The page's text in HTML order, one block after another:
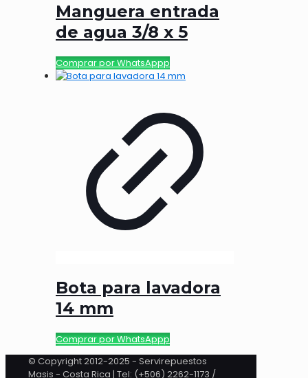
Manguera entrada
de agua 3/8 x 5
Comprar por WhatsAppp
Bota para lavadora
14 mm
Comprar por WhatsAppp
© Copyright 2012-2025 - Servirepuestos
Masis - Costa Rica | Tel: (+506) 2262-1173 /